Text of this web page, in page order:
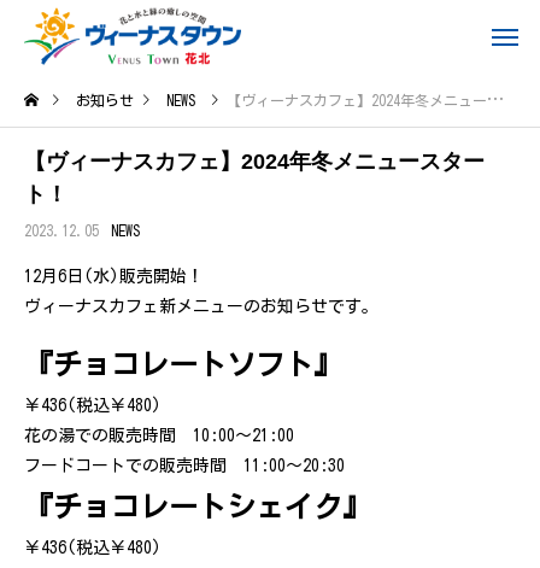
お知らせ NEWS 【ヴィーナスカフェ】2024年冬メニュースタート！
【ヴィーナスカフェ】2024年冬メニュースター
ト！
2023.12.05 NEWS
12月6日(水)販売開始！
ヴィーナスカフェ新メニューのお知らせです。
『チョコレートソフト』
￥436(税込￥480)
花の湯での販売時間 10:00～21:00
フードコートでの販売時間 11:00～20:30
『チョコレートシェイク』
￥436(税込￥480)